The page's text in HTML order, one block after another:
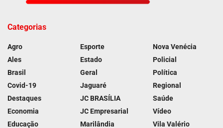
Categorias
Agro
Ales
Brasil
Covid-19
Destaques
Economia
Educação
Esporte
Estado
Geral
Jaguaré
JC BRASÍLIA
JC Empresarial
Marilândia
Nova Venécia
Policial
Política
Regional
Saúde
Vídeo
Vila Valério